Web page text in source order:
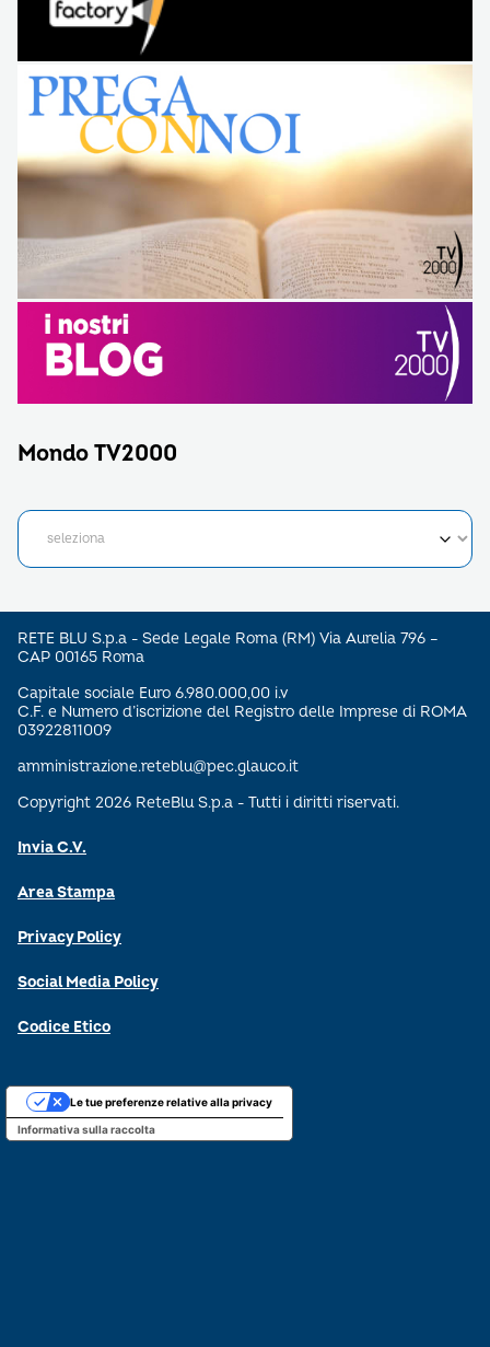
Mondo TV2000
RETE BLU S.p.a - Sede Legale Roma (RM) Via Aurelia 796 –
CAP 00165 Roma
Capitale sociale Euro 6.980.000,00 i.v
C.F. e Numero d’iscrizione del Registro delle Imprese di ROMA
03922811009
amministrazione.reteblu@pec.glauco.it
Copyright 2026 ReteBlu S.p.a - Tutti i diritti riservati.
Invia C.V.
Area Stampa
Privacy Policy
Social Media Policy
Codice Etico
Informativa sulla raccolta
Le tue preferenze relative alla privacy